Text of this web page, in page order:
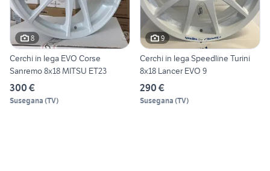
8
Cerchi in lega EVO Corse
Sanremo 8x18 MITSU ET23
300 €
Susegana (TV)
9
Cerchi in lega Speedline Turini
8x18 Lancer EVO 9
290 €
Susegana (TV)